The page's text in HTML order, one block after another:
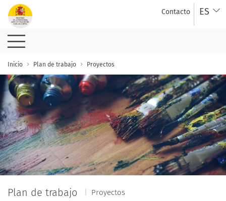
Saltar al contenido principal Contacto ES
Detalle proyecto
Inicio Plan de trabajo Proyectos
Plan de trabajo Proyectos